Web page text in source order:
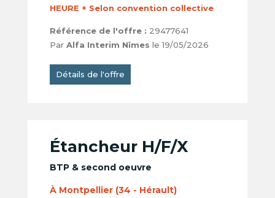
HEURE + Selon convention collective
Référence de l'offre : 29477641
Par Alfa Interim Nîmes le 19/05/2026
Détails de l'offre
Étancheur H/F/X
BTP & second oeuvre
À Montpellier (34 - Hérault)